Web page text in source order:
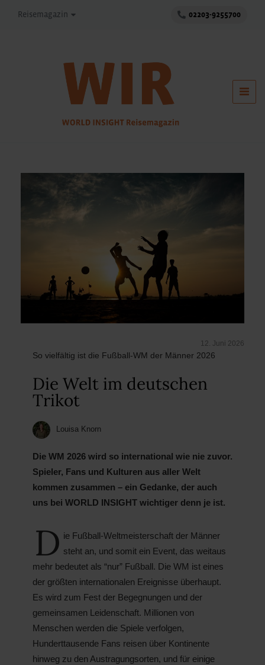
Reisemagazin 02203-9255700
So vielfältig ist die Fußball-WM der Männer 2026
12. Juni 2026
Die Welt im deutschen
Trikot
Louisa Knorn
Die WM 2026 wird so international wie nie zuvor.
Spieler, Fans und Kulturen aus aller Welt
kommen zusammen – ein Gedanke, der auch
uns bei WORLD INSIGHT wichtiger denn je ist.
D ie Fußball-Weltmeisterschaft der Männer
steht an, und somit ein Event, das weitaus
mehr bedeutet als “nur” Fußball. Die WM ist eines
der größten internationalen Ereignisse überhaupt.
Es wird zum Fest der Begegnungen und der
gemeinsamen Leidenschaft. Millionen von
Menschen werden die Spiele verfolgen,
Hunderttausende Fans reisen über Kontinente
hinweg zu den Austragungsorten, und für einige